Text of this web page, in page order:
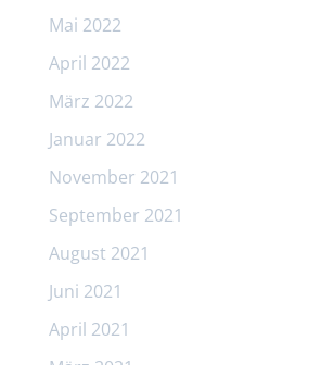
Mai 2022
April 2022
März 2022
Januar 2022
November 2021
September 2021
August 2021
Juni 2021
April 2021